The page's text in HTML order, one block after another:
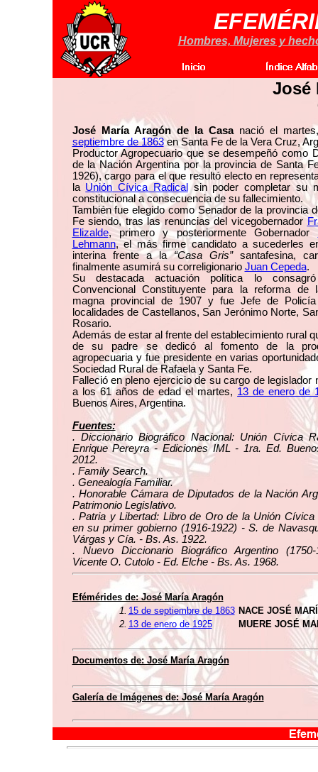
Hombres, Mujeres y
José
José María Aragón de la Casanació el
septiembre de 1863en Santa Fe de la Vera Cruz,
Productor Agropecuario que se desempeñó como
de la Nación Argentina por la provincia de Santa
1926), cargo para el que resultó electo en
la Unión Cívica Radical sin poder completar su
constitucional a consecuencia de su fallecimiento.
También fue elegido como Senador de la provincia
Fe siendo, tras las renuncias del vicegobernador
Elizalde, primero y posteriormente Gobernador
Lehmann, el más firme candidato a sucederles
interina frente a la“Casa Gris”santafesina,
finalmente asumirá su correligionario Juan Cepeda.
Su destacada actuación política lo
Convencional Constituyente para la reforma de
magna provincial de 1907 y fue Jefe de
localidades de Castellanos, San Jerónimo Norte,
Rosario.
Además de estar al frente del establecimiento rural
de su padre se dedicó al fomento de la
agropecuaria y fue presidente en varias
Sociedad Rural de Rafaela y Santa Fe.
Falleció en pleno ejercicio de su cargo de legislador
a los 61 años de edad el martes, 13 de enero de
Buenos Aires, Argentina.
Fuentes:
. Diccionario Biográfico Nacional: Unión Cívica
Enrique Pereyra - Ediciones IML - 1ra. Ed.
2012.
. Family Search.
. Genealogía Familiar.
. Honorable Cámara de Diputados de la Nación
Patrimonio Legislativo.
. Patria y Libertad: Libro de Oro de la Unión Cívica
en su primer gobierno (1916-1922) - S. de
Várgas y Cía. - Bs. As. 1922.
. Nuevo Diccionario Biográfico Argentino
Vicente O. Cutolo - Ed. Elche - Bs. As. 1968.
Efémérides de: José María Aragón
1. 15 de septiembre de 1863 NACE JOSÉ
2. 13 de enero de 1925 MUERE JOSÉ
Documentos de: José María Aragón
Galería de Imágenes de: José María Aragón